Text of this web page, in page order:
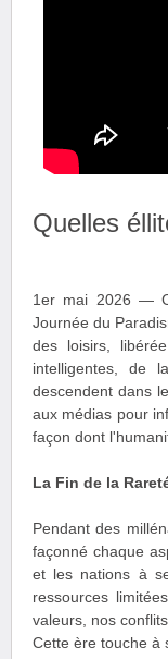
Quelles
1er mai 2026 —
Journée du
des loisirs,
intelligentes, de
descendent dans
aux médias pour
façon dont
La Fin de la
Pendant des
façonné chaque
et les nations à
ressources
valeurs, nos
Cette ère touche à